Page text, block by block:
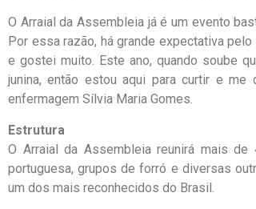
O Arraial da Assembleia já é um evento
Por essa razão, há grande expectativa
e gostei muito. Este ano, quando soube
junina, então estou aqui para curtir e me
enfermagem Sílvia Maria Gomes.
Estrutura
O Arraial da Assembleia reunirá mais de
portuguesa, grupos de forró e diversas
um dos mais reconhecidos do Brasil.